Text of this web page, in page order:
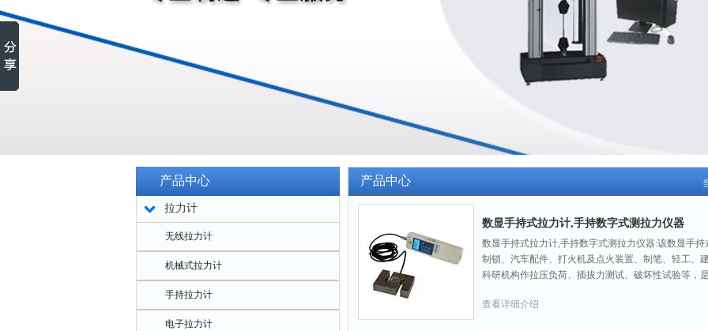
产品中心
拉力计
无线拉力计
机械式拉力计
手持拉力计
电子拉力计
产品中心
数显手持式拉力计,手持数字式测拉力仪器
数显手持式拉力计,手持数字式测拉力仪器:该数显手
制锁、汽车配件、打火机及点火装置、制笔、轻工、
科研机构作拉压负荷、插拔力测试、破坏性试验等，
查看详细介绍